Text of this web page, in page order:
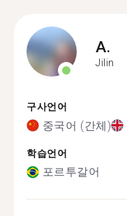
A.
Jilin
구사언어
중국어 (간체)
학습언어
포르투갈어